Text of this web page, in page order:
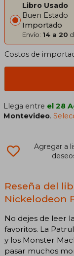
Libro Usado
Buen Estado
Importado
Envío: 14 a 20
Costos de
Llega entre el 28
Montevideo.
Agregar a
Reseña del
Nickelodeon
No dejes de leer
favoritos. La
y los Monster
pasar muchos